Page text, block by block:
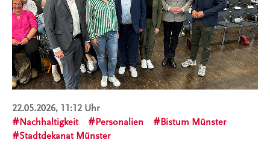
22.05.2026, 11:12 Uhr
Nachhaltigkeit
Personalien
Bistum Münster
Stadtdekanat Münster